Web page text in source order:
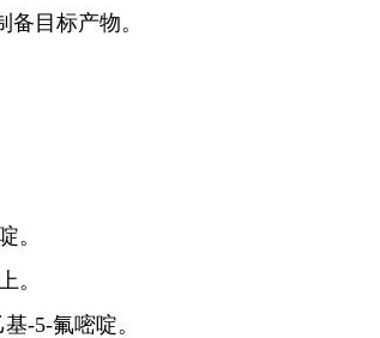
目标产物。
。
。
-5-氟嘧啶。